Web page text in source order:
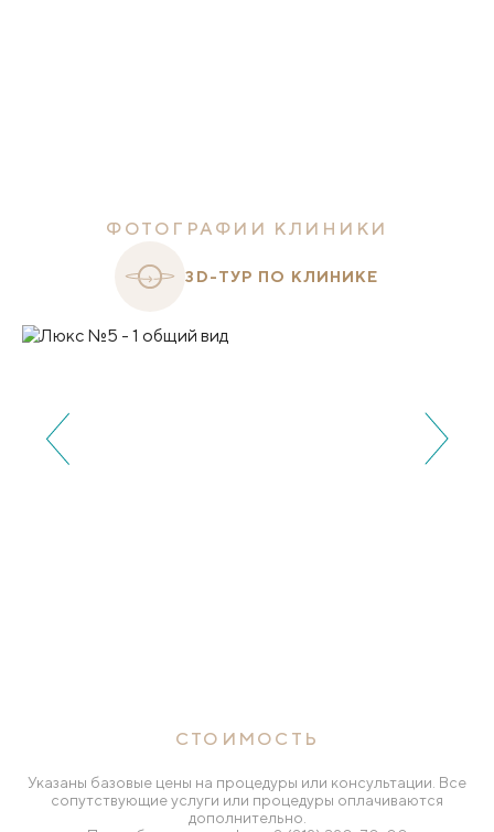
ФОТОГРАФИИ КЛИНИКИ
3D-ТУР ПО КЛИНИКЕ
СТОИМОСТЬ
Указаны базовые цены на процедуры или консультации. Все
сопутствующие услуги или процедуры оплачиваются
дополнительно.